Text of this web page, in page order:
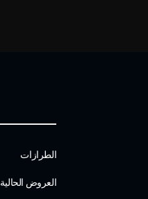
الطرازات
العروض الحالية